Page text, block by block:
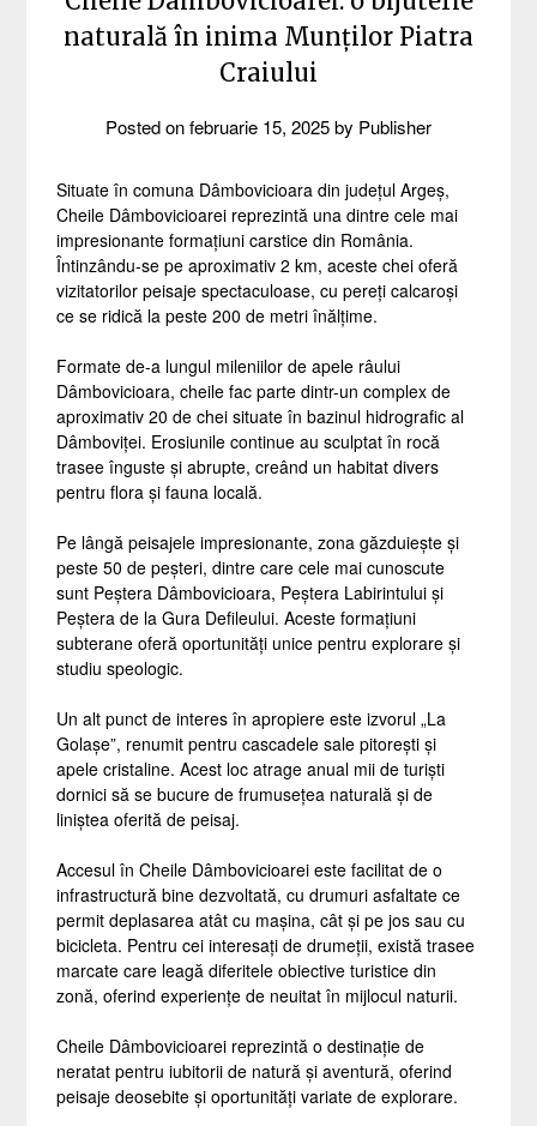
naturală în inima Munților Piatra
Craiului
Posted onfebruarie 15, 2025by Publisher
Situate în comuna Dâmbovicioara din județul Argeș,
Cheile Dâmbovicioarei reprezintă una dintre cele mai
impresionante formațiuni carstice din România.
Întinzându-se pe aproximativ 2 km, aceste chei oferă
vizitatorilor peisaje spectaculoase, cu pereți calcaroși
ce se ridică la peste 200 de metri înălțime.
Formate de-a lungul mileniilor de apele râului
Dâmbovicioara, cheile fac parte dintr-un complex de
aproximativ 20 de chei situate în bazinul hidrografic al
Dâmboviței. Erosiunile continue au sculptat în rocă
trasee înguste și abrupte, creând un habitat divers
pentru flora și fauna locală.
Pe lângă peisajele impresionante, zona găzduiește și
peste 50 de peșteri, dintre care cele mai cunoscute
sunt Peștera Dâmbovicioara, Peștera Labirintului și
Peștera de la Gura Defileului. Aceste formațiuni
subterane oferă oportunități unice pentru explorare și
studiu speologic.
Un alt punct de interes în apropiere este izvorul „La
Golașe”, renumit pentru cascadele sale pitorești și
apele cristaline. Acest loc atrage anual mii de turiști
dornici să se bucure de frumusețea naturală și de
liniștea oferită de peisaj.
Accesul în Cheile Dâmbovicioarei este facilitat de o
infrastructură bine dezvoltată, cu drumuri asfaltate ce
permit deplasarea atât cu mașina, cât și pe jos sau cu
bicicleta. Pentru cei interesați de drumeții, există trasee
marcate care leagă diferitele obiective turistice din
zonă, oferind experiențe de neuitat în mijlocul naturii.
Cheile Dâmbovicioarei reprezintă o destinație de
neratat pentru iubitorii de natură și aventură, oferind
peisaje deosebite și oportunități variate de explorare.